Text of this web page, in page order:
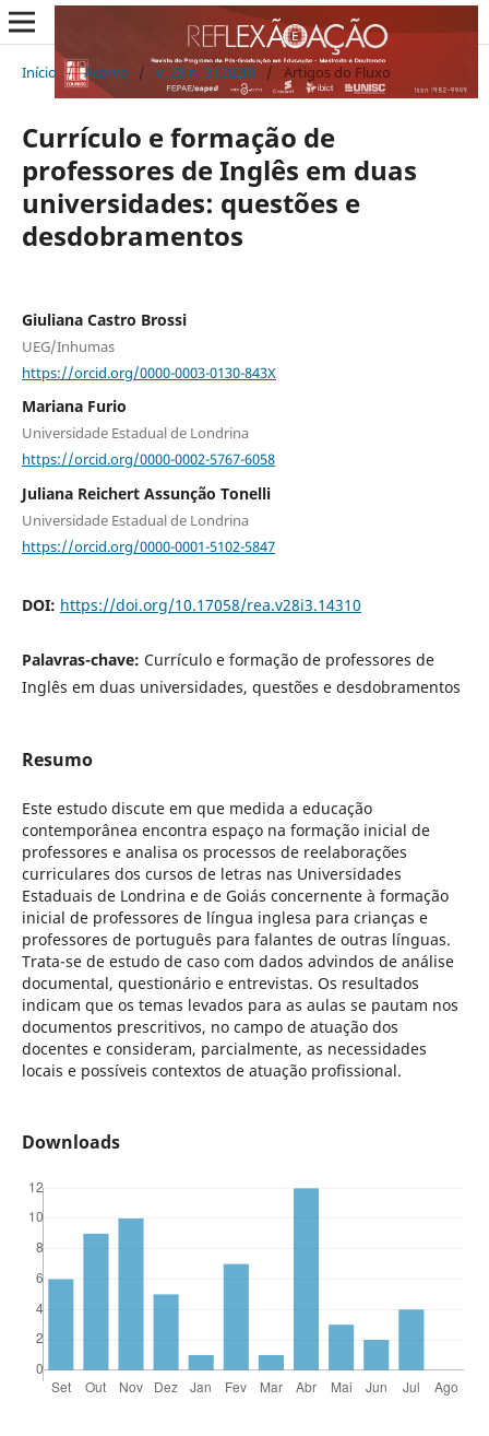
Início / Acervo / v. 28 n. 3 (2020) / Artigos do Fluxo
Currículo e formação de
professores de Inglês em duas
universidades: questões e
desdobramentos
Giuliana Castro Brossi
UEG/Inhumas
https://orcid.org/0000-0003-0130-843X
Mariana Furio
Universidade Estadual de Londrina
https://orcid.org/0000-0002-5767-6058
Juliana Reichert Assunção Tonelli
Universidade Estadual de Londrina
https://orcid.org/0000-0001-5102-5847
DOI: https://doi.org/10.17058/rea.v28i3.14310
Palavras-chave: Currículo e formação de professores de
Inglês em duas universidades, questões e desdobramentos
Resumo
Este estudo discute em que medida a educação
contemporânea encontra espaço na formação inicial de
professores e analisa os processos de reelaborações
curriculares dos cursos de letras nas Universidades
Estaduais de Londrina e de Goiás concernente à formação
inicial de professores de língua inglesa para crianças e
professores de português para falantes de outras línguas.
Trata-se de estudo de caso com dados advindos de análise
documental, questionário e entrevistas. Os resultados
indicam que os temas levados para as aulas se pautam nos
documentos prescritivos, no campo de atuação dos
docentes e consideram, parcialmente, as necessidades
locais e possíveis contextos de atuação profissional.
Downloads